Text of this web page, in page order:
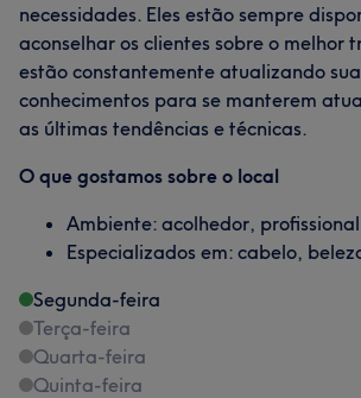
necessidades. Eles estão sempre
aconselhar os clientes sobre o melhor
estão constantemente atualizando
conhecimentos para se manterem
as últimas tendências e técnicas.
O que gostamos sobre o local
Ambiente: acolhedor, profissional
Especializados em: cabelo,
Segunda-feira
Terça-feira
Quarta-feira
Quinta-feira